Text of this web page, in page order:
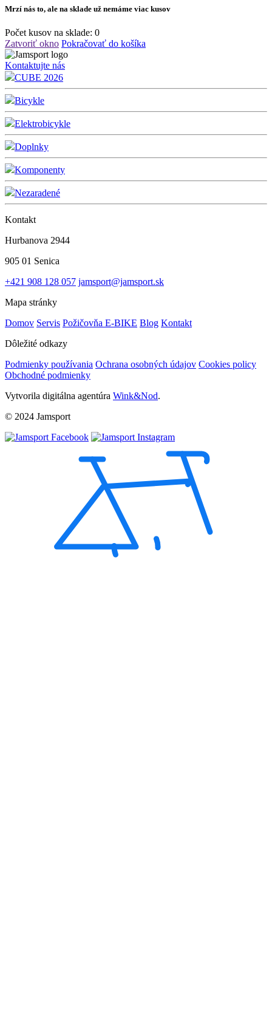
Mrzí nás to, ale na sklade už nemáme viac kusov
Počet kusov na sklade: 0
Zatvoriť okno Pokračovať do košíka
Kontaktujte nás
CUBE 2026
Bicykle
Elektrobicykle
Doplnky
Komponenty
Nezaradené
Kontakt
Hurbanova 2944
905 01 Senica
+421 908 128 057 jamsport@jamsport.sk
Mapa stránky
Domov Servis Požičovňa E-BIKE Blog Kontakt
Dôležité odkazy
Podmienky používania Ochrana osobných údajov Cookies policy
Obchodné podmienky
Vytvorila digitálna agentúra Wink&Nod.
© 2024 Jamsport